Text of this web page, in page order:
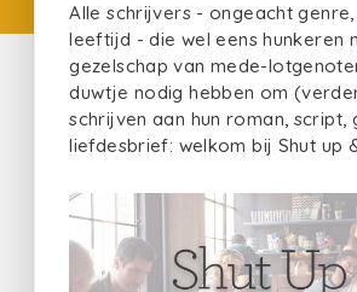
Alle schrijvers - ongeacht
leeftijd - die wel eens hunkeren
gezelschap van mede-
duwtje nodig hebben om
schrijven aan hun roman, script,
liefdesbrief: welkom bij Shut up